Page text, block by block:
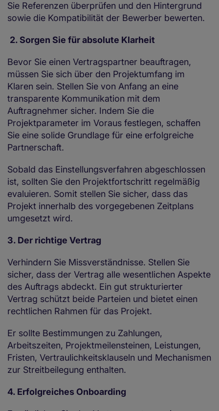
Sie Referenzen überprüfen und den Hintergrund
sowie die Kompatibilität der Bewerber bewerten.
2. Sorgen Sie für absolute Klarheit
Bevor Sie einen Vertragspartner beauftragen,
müssen Sie sich über den Projektumfang im
Klaren sein. Stellen Sie von Anfang an eine
transparente Kommunikation mit dem
Auftragnehmer sicher. Indem Sie die
Projektparameter im Voraus festlegen, schaffen
Sie eine solide Grundlage für eine erfolgreiche
Partnerschaft.
Sobald das Einstellungsverfahren abgeschlossen
ist, sollten Sie den Projektfortschritt regelmäßig
evaluieren. Somit stellen Sie sicher, dass das
Projekt innerhalb des vorgegebenen Zeitplans
umgesetzt wird.
3. Der richtige Vertrag
Verhindern Sie Missverständnisse. Stellen Sie
sicher, dass der Vertrag alle wesentlichen Aspekte
des Auftrags abdeckt. Ein gut strukturierter
Vertrag schützt beide Parteien und bietet einen
rechtlichen Rahmen für das Projekt.
Er sollte Bestimmungen zu Zahlungen,
Arbeitszeiten, Projektmeilensteinen, Leistungen,
Fristen, Vertraulichkeitsklauseln und Mechanismen
zur Streitbeilegung enthalten.
4. Erfolgreiches Onboarding